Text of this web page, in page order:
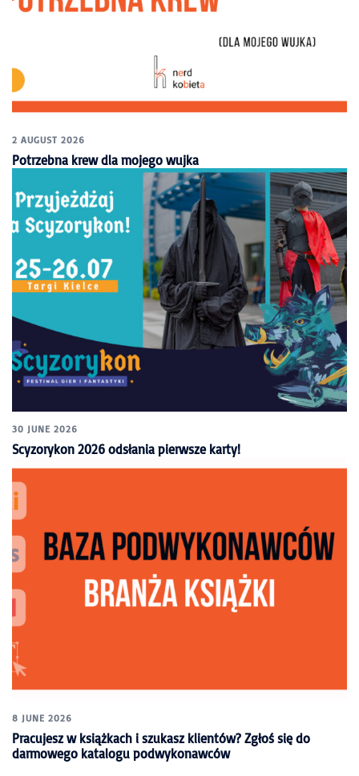
2 AUGUST 2026
Potrzebna krew dla mojego wujka
30 JUNE 2026
Scyzorykon 2026 odsłania pierwsze karty!
8 JUNE 2026
Pracujesz w książkach i szukasz klientów? Zgłoś się do
darmowego katalogu podwykonawców